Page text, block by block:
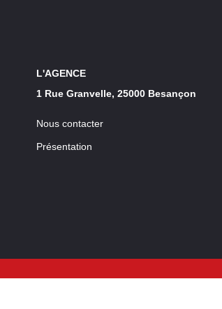
L'AGENCE
1 Rue Granvelle, 25000 Besançon
Nous contacter
Présentation